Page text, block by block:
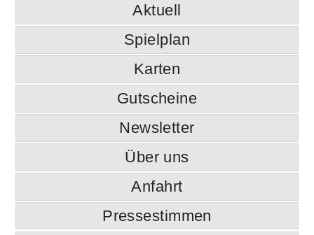
Aktuell
Spielplan
Karten
Gutscheine
Newsletter
Über uns
Anfahrt
Pressestimmen